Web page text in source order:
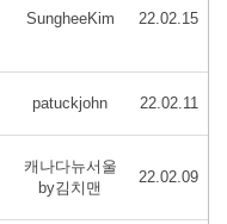
SungheeKim 22.02.15
patuckjohn 22.02.11
캐나다뉴서울
by김치맨
22.02.09